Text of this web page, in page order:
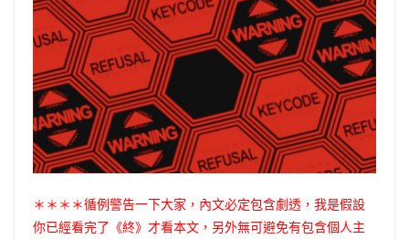
＊＊＊＊循例警告一下大家，內文必定包含劇透，我是假設
你已經看完了《終》才看本文，另外無可避免有包含個人主